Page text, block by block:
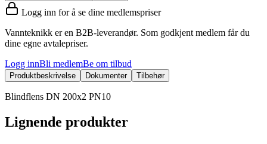
Logg inn for å se dine medlemspriser
Vannteknikk er en B2B-leverandør. Som godkjent medlem får du
dine egne avtalepriser.
Logg innBli medlemBe om tilbud
Produktbeskrivelse Dokumenter Tilbehør
Blindflens DN 200x2 PN10
Lignende produkter